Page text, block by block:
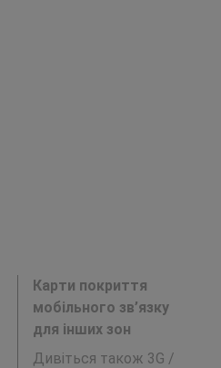
Карти покриття
мобільного зв’язку
для інших зон
Дивіться також 3G /